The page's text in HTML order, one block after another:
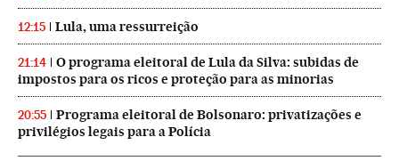
12:15 Lula, uma ressurreição
21:14
O programa eleitoral de Lula da Silva: subidas de
impostos para os ricos e proteção para as minorias
20:55
Programa eleitoral de Bolsonaro: privatizações e
privilégios legais para a Polícia